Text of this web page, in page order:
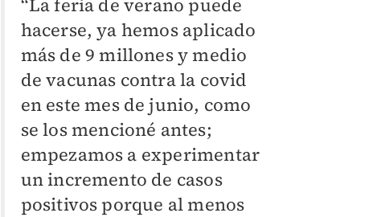
“La feria de verano puede
hacerse, ya hemos aplicado
más de 9 millones y medio
de vacunas contra la covid
en este mes de junio, como
se los mencioné antes;
empezamos a experimentar
un incremento de casos
positivos porque al menos